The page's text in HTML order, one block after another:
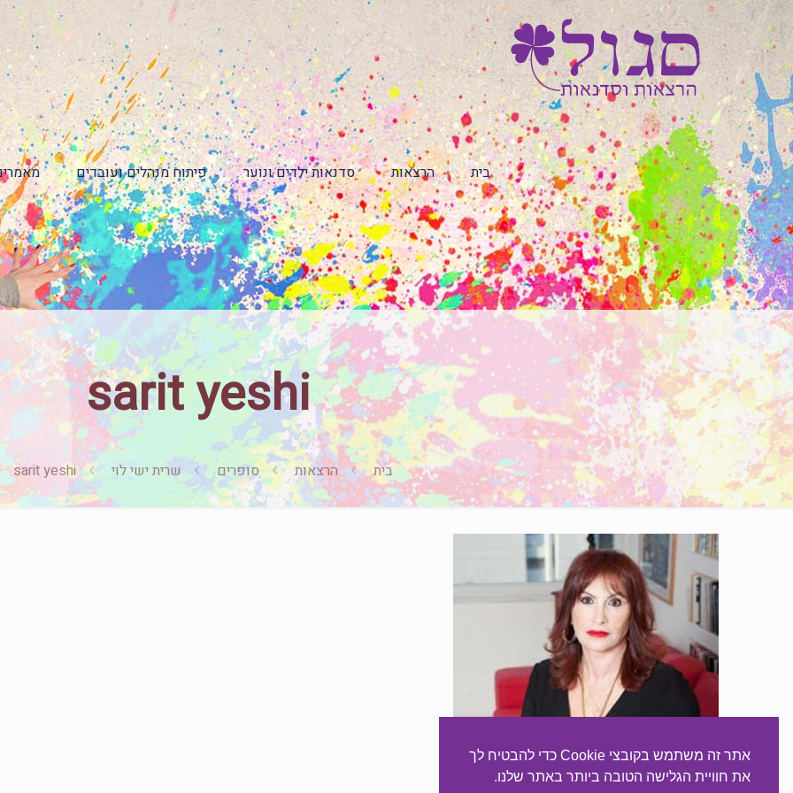
בית הרצאות סדנאות ילדים ונוער פיתוח מנהלים ועובדים
sarit yeshi
בית הרצאות סופרים שרית ישי לוי sarit yeshi
אתר זה משתמש בקובצי Cookie כדי להבטיח לך
את חוויית הגלישה הטובה ביותר באתר שלנו.